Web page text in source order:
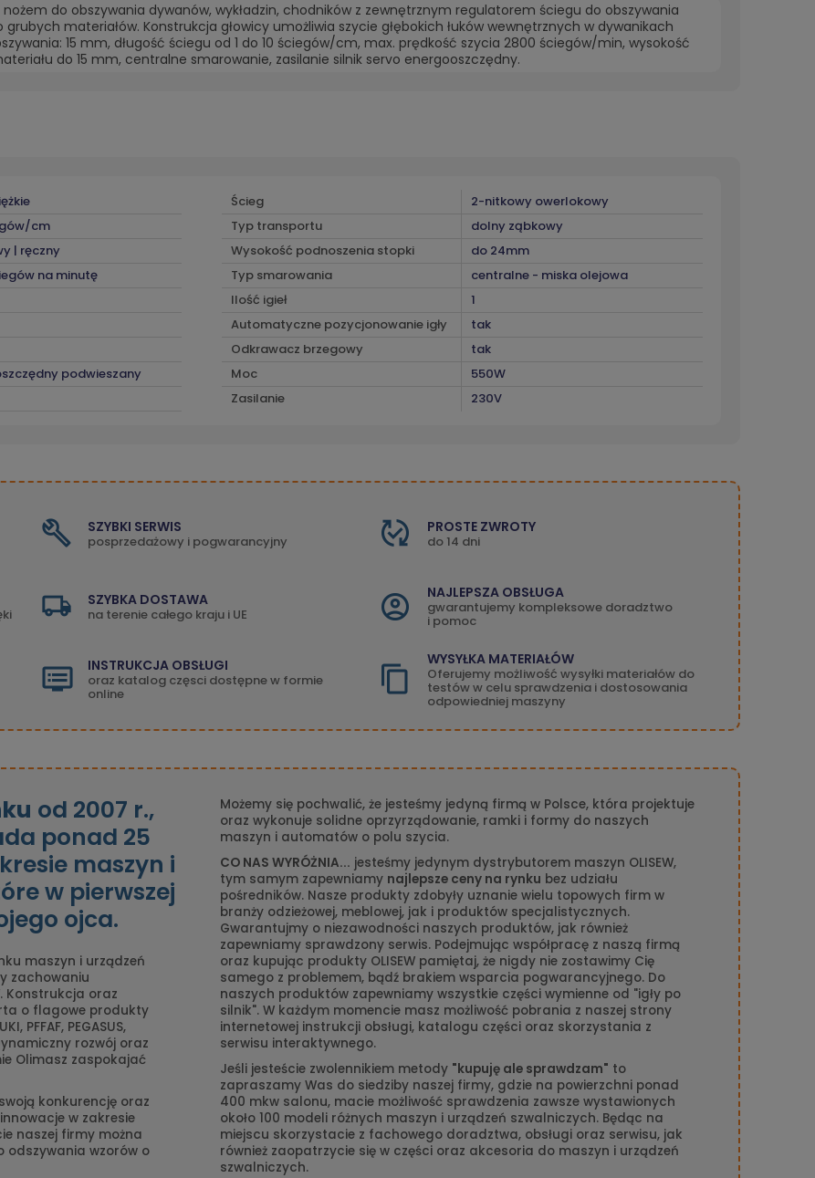
nożem do obszywania dywanów, wykładzin, chodników z zewnętrznym regulatorem ściegu do obszywania
materiałów. Konstrukcja głowicy umożliwia szycie głębokich łuków wewnętrznych w dywanikach
15 mm, długość ściegu od 1 do 10 ściegów/cm, max. prędkość szycia 2800 ściegów/min, wysokość
do 15 mm, centralne smarowanie, zasilanie silnik servo energooszczędny.
Ścieg
2-nitkowy owerlokowy
cm Typ transportu
dolny ząbkowy
| ręczny Wysokość podnoszenia stopki
do 24mm
na minutę Typ smarowania
centralne - miska olejowa
Ilość igieł
1
Automatyczne pozycjonowanie igły
tak
Odkrawacz brzegowy
tak
podwieszany Moc
550W
Zasilanie 230V
SZYBKI SERWIS
posprzedażowy i pogwarancyjny
PROSTE ZWROTY
do 14 dni
SZYBKA DOSTAWA
na terenie całego kraju i UE
NAJLEPSZA OBSŁUGA
gwarantujemy kompleksowe doradztwo
i pomoc
INSTRUKCJA OBSŁUGI
oraz katalog częsci dostępne w formie
online
WYSYŁKA MATERIAŁÓW
Oferujemy możliwość wysyłki materiałów do
testów w celu sprawdzenia i dostosowania
odpowiedniej maszyny
od 2007 r.,
ponad 25
maszyn i
w pierwszej
ojca.
maszyn i urządzeń
zachowaniu
Konstrukcja oraz
o flagowe produkty
PFFAF, PEGASUS,
rozwój oraz
Olimasz zaspokajać
konkurencję oraz
w zakresie
naszej firmy można
odszywania wzorów o
Możemy się pochwalić, że jesteśmy jedyną firmą w Polsce, która projektuje
oraz wykonuje solidne oprzyrządowanie, ramki i formy do naszych
maszyn i automatów o polu szycia.
CO NAS WYRÓŻNIA... jesteśmy jedynym dystrybutorem maszyn OLISEW,
tym samym zapewniamy najlepsze ceny na rynku bez udziału
pośredników. Nasze produkty zdobyły uznanie wielu topowych firm w
branży odzieżowej, meblowej, jak i produktów specjalistycznych.
Gwarantujmy o niezawodności naszych produktów, jak również
zapewniamy sprawdzony serwis. Podejmując współpracę z naszą firmą
oraz kupując produkty OLISEW pamiętaj, że nigdy nie zostawimy Cię
samego z problemem, bądź brakiem wsparcia pogwarancyjnego. Do
naszych produktów zapewniamy wszystkie części wymienne od "igły po
silnik". W każdym momencie masz możliwość pobrania z naszej strony
internetowej instrukcji obsługi, katalogu części oraz skorzystania z
serwisu interaktywnego.
Jeśli jesteście zwolennikiem metody "kupuję ale sprawdzam" to
zapraszamy Was do siedziby naszej firmy, gdzie na powierzchni ponad
400 mkw salonu, macie możliwość sprawdzenia zawsze wystawionych
około 100 modeli różnych maszyn i urządzeń szwalniczych. Będąc na
miejscu skorzystacie z fachowego doradztwa, obsługi oraz serwisu, jak
również zaopatrzycie się w części oraz akcesoria do maszyn i urządzeń
szwalniczych.